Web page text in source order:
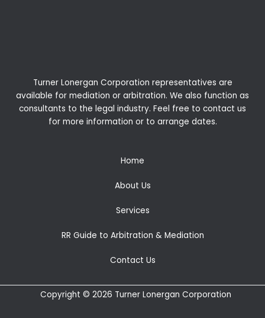
Turner Lonergan Corporation representatives are
available for mediation or arbitration. We also function as
consultants to the legal industry. Feel free to contact us
for more information or to arrange dates.
Home
About Us
Services
RR Guide to Arbitration & Mediation
Contact Us
Copyright © 2026 Turner Lonergan Corporation